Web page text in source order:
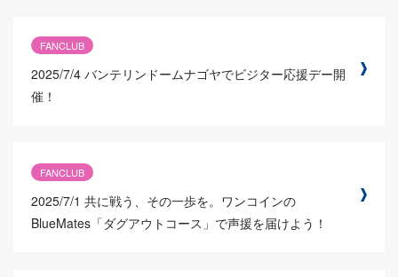
FANCLUB
2025/7/4 バンテリンドームナゴヤでビジター応援デー開
催！
FANCLUB
2025/7/1 共に戦う、その一歩を。ワンコインの
BlueMates「ダグアウトコース」で声援を届けよう！